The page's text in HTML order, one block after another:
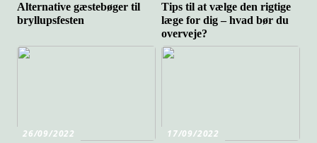
Alternative gæstebøger til
bryllupsfesten
Tips til at vælge den rigtige
læge for dig – hvad bør du
overveje?
26/09/2022
17/09/2022